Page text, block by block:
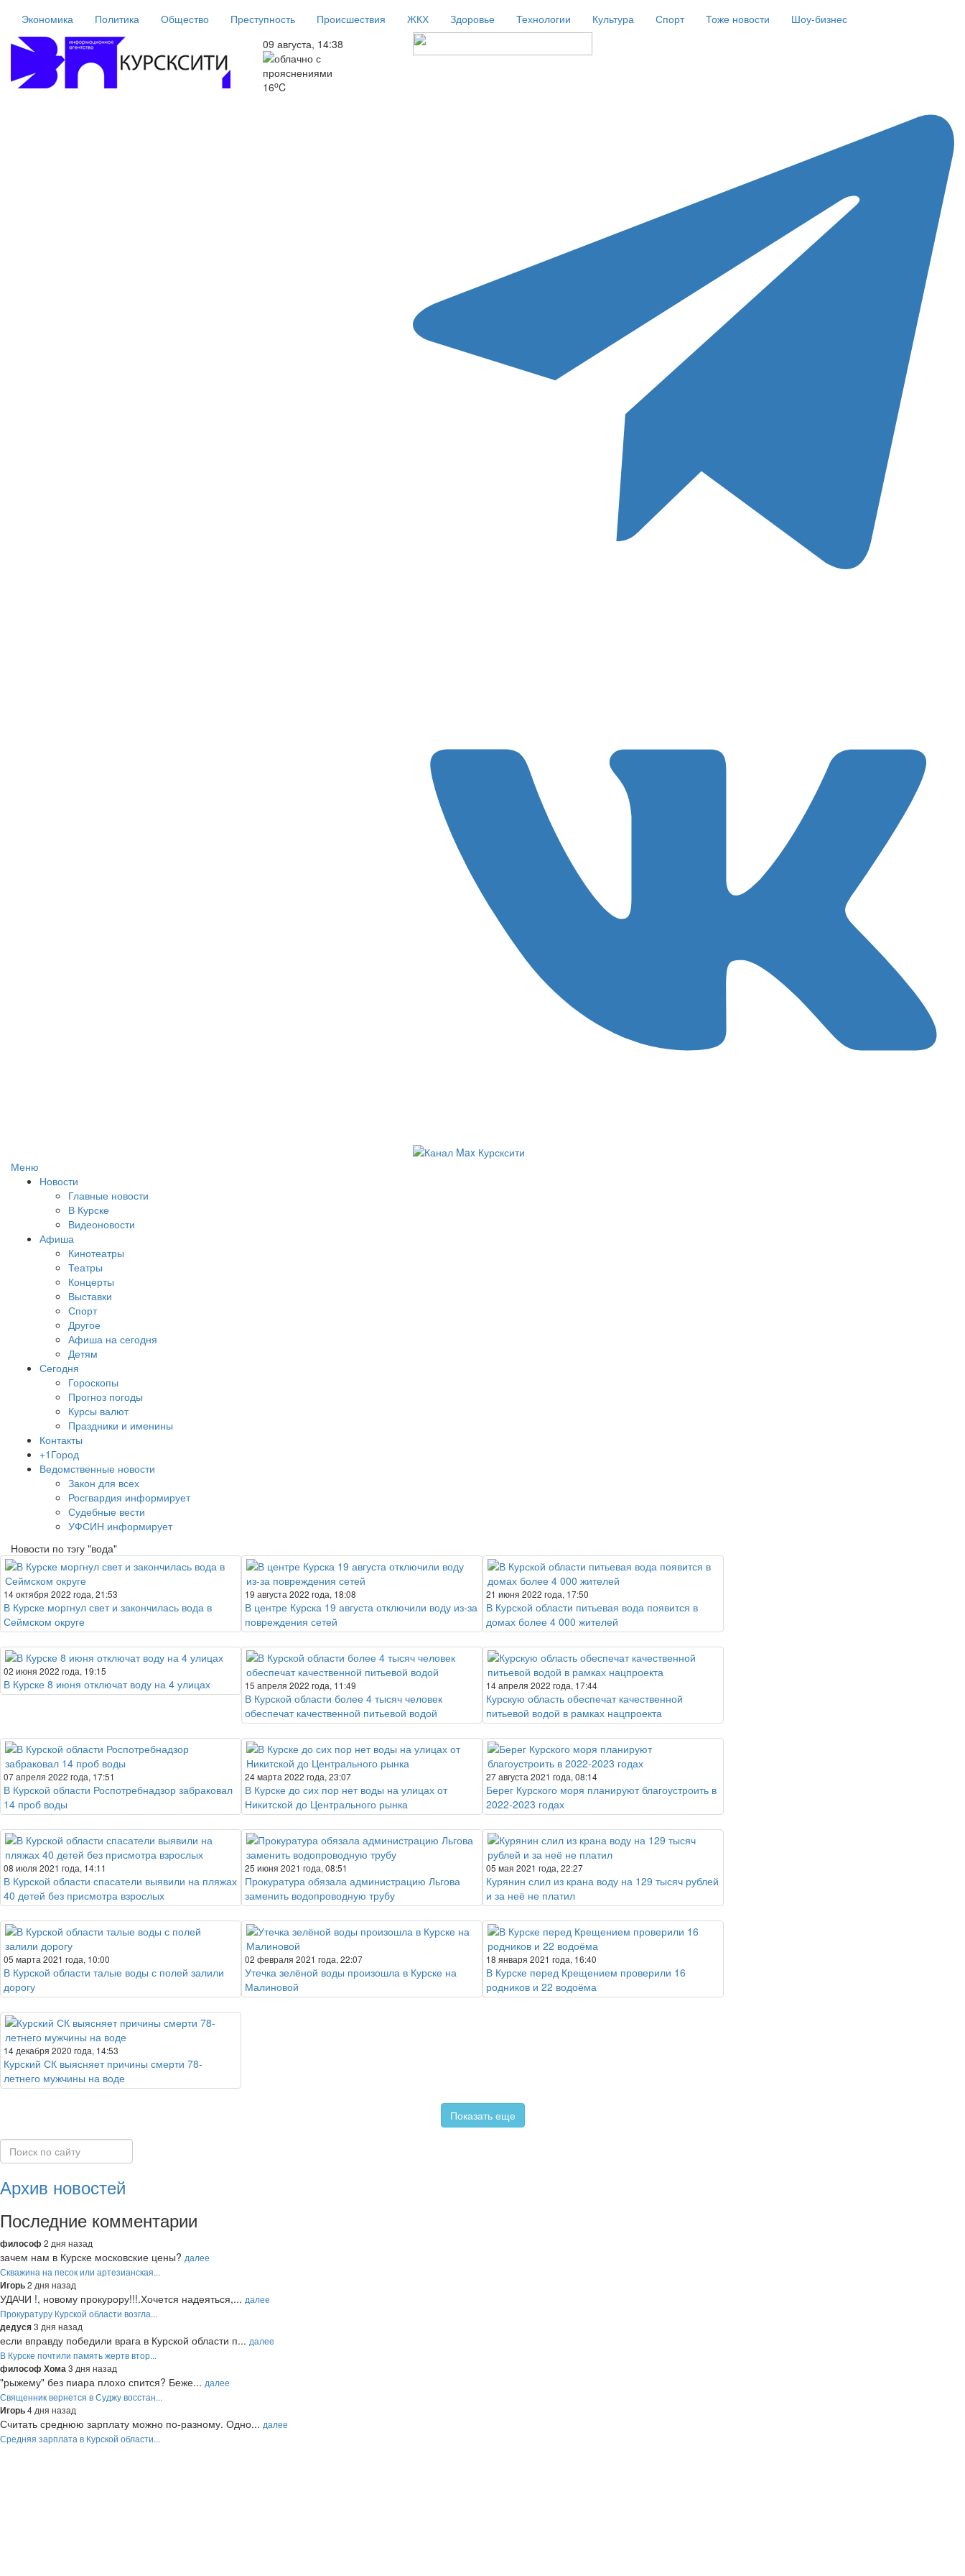
Экономика Политика Общество Преступность Происшествия ЖКХ Здоровье Технологии Культура Спорт Тоже новости
Шоу-бизнес
09 августа, 14:38
16oC
Меню
Новости
Главные новости
В Курске
Видеоновости
Афиша
Кинотеатры
Театры
Концерты
Выставки
Спорт
Другое
Афиша на сегодня
Детям
Сегодня
Гороскопы
Прогноз погоды
Курсы валют
Праздники и именины
Контакты
+1Город
Ведомственные новости
Закон для всех
Росгвардия информирует
Судебные вести
УФСИН информирует
Новости по тэгу "вода"
14 октября 2022 года, 21:53
В Курске моргнул свет и закончилась вода в
Сеймском округе
19 августа 2022 года, 18:08
В центре Курска 19 августа отключили воду из-за
повреждения сетей
21 июня 2022 года, 17:50
В Курской области питьевая вода появится в
домах более 4 000 жителей
02 июня 2022 года, 19:15
В Курске 8 июня отключат воду на 4 улицах 15 апреля 2022 года, 11:49
В Курской области более 4 тысяч человек
обеспечат качественной питьевой водой
14 апреля 2022 года, 17:44
Курскую область обеспечат качественной
питьевой водой в рамках нацпроекта
07 апреля 2022 года, 17:51
В Курской области Роспотребнадзор забраковал
14 проб воды
24 марта 2022 года, 23:07
В Курске до сих пор нет воды на улицах от
Никитской до Центрального рынка
27 августа 2021 года, 08:14
Берег Курского моря планируют благоустроить в
2022-2023 годах
08 июля 2021 года, 14:11
В Курской области спасатели выявили на пляжах
40 детей без присмотра взрослых
25 июня 2021 года, 08:51
Прокуратура обязала администрацию Льгова
заменить водопроводную трубу
05 мая 2021 года, 22:27
Курянин слил из крана воду на 129 тысяч рублей
и за неё не платил
05 марта 2021 года, 10:00
В Курской области талые воды с полей залили
дорогу
02 февраля 2021 года, 22:07
Утечка зелёной воды произошла в Курске на
Малиновой
18 января 2021 года, 16:40
В Курске перед Крещением проверили 16
родников и 22 водоёма
14 декабря 2020 года, 14:53
Курский СК выясняет причины смерти 78-
летнего мужчины на воде
Показать еще
Архив новостей
Последние комментарии
философ 2 дня назад
зачем нам в Курске московские цены? далее
Скважина на песок или артезианская...
Игорь2 дня назад
УДАЧИ !, новому прокурору!!!.Хочется надеяться,... далее
Прокуратуру Курской области возгла...
дедуся3 дня назад
если вправду победили врага в Курской области п... далее
В Курске почтили память жертв втор...
философ Хома3 дня назад
"рыжему" без пиара плохо спится? Беже... далее
Священник вернется в Суджу восстан...
Игорь4 дня назад
Считать среднюю зарплату можно по-разному. Одно... далее
Средняя зарплата в Курской области...